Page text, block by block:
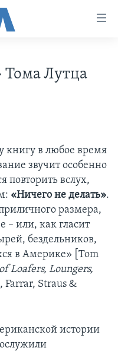
Тома Лутца
книгу в любое время
звучит особенно
повторить вслух,
«Ничего не делать».
размера,
– или, как гласит
бездельников,
в Америке» [Tom
Loafers, Loungers,
, Farrar, Straus &
истории